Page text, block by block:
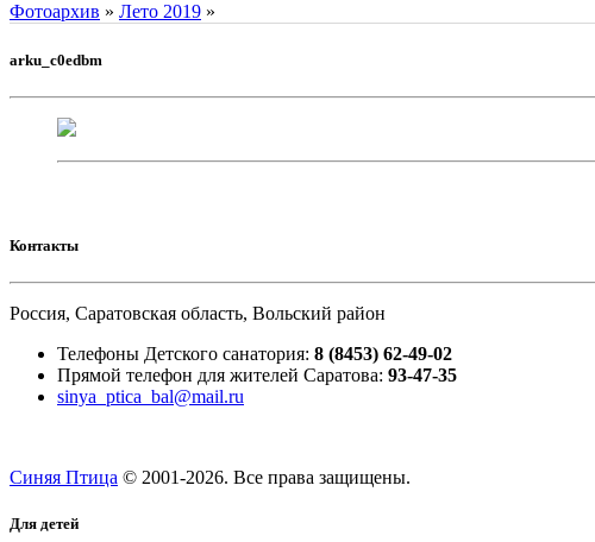
Фотоархив » Лето 2019 »
arku_c0edbm
Контакты
Россия, Саратовская область, Вольский район
Телефоны Детского санатория: 8 (8453) 62-49-02
Прямой телефон для жителей Саратова: 93-47-35
sinya_ptica_bal@mail.ru
Синяя Птица © 2001-2026. Все права защищены.
Для детей